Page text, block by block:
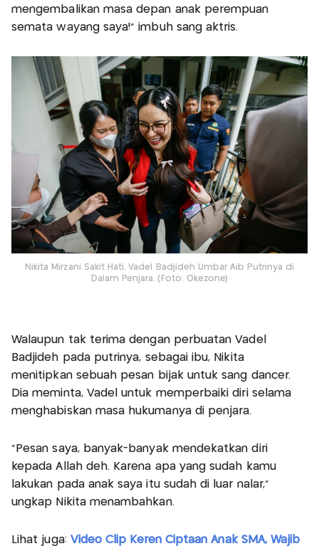
mengembalikan masa depan anak perempuan
semata wayang saya!” imbuh sang aktris.
Nikita Mirzani Sakit Hati, Vadel Badjideh Umbar Aib Putrinya di
Dalam Penjara. (Foto: Okezone)
Walaupun tak terima dengan perbuatan Vadel
Badjideh pada putrinya, sebagai ibu, Nikita
menitipkan sebuah pesan bijak untuk sang dancer.
Dia meminta, Vadel untuk memperbaiki diri selama
menghabiskan masa hukumanya di penjara.
“Pesan saya, banyak-banyak mendekatkan diri
kepada Allah deh. Karena apa yang sudah kamu
lakukan pada anak saya itu sudah di luar nalar,”
ungkap Nikita menambahkan.
Lihat juga: Video Clip Keren Ciptaan Anak SMA, Wajib